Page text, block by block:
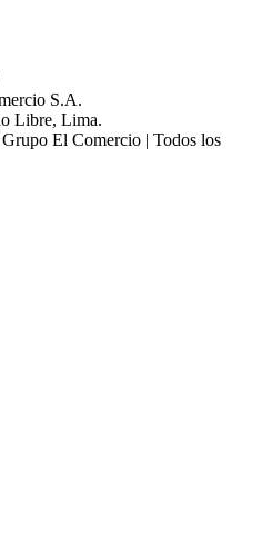
S.A.
Libre, Lima.
El Comercio | Todos los